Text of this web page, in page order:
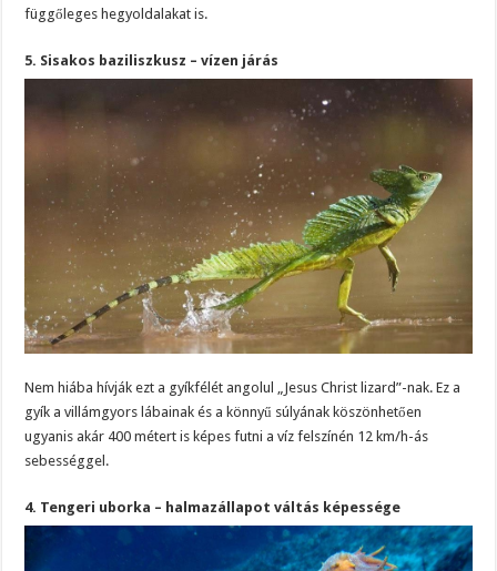
függőleges hegyoldalakat is.
5. Sisakos baziliszkusz – vízen járás
Nem hiába hívják ezt a gyíkfélét angolul „Jesus Christ lizard”-nak. Ez a
gyík a villámgyors lábainak és a könnyű súlyának köszönhetően
ugyanis akár 400 métert is képes futni a víz felszínén 12 km/h-ás
sebességgel.
4. Tengeri uborka – halmazállapot váltás képessége